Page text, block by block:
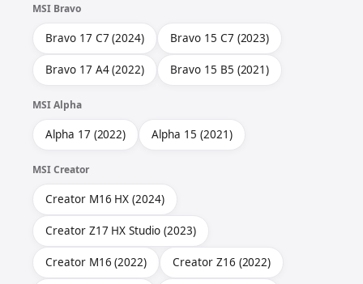
MSI Bravo
Bravo 17 C7 (2024) Bravo 15 C7 (2023)
Bravo 17 A4 (2022) Bravo 15 B5 (2021)
MSI Alpha
Alpha 17 (2022) Alpha 15 (2021)
MSI Creator
Creator M16 HX (2024)
Creator Z17 HX Studio (2023)
Creator M16 (2022) Creator Z16 (2022)